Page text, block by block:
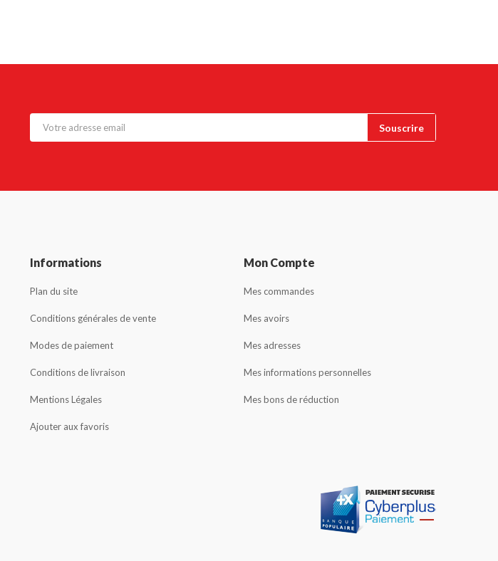
Informations
Plan du site
Conditions générales de vente
Modes de paiement
Conditions de livraison
Mentions Légales
Ajouter aux favoris
Mon Compte
Mes commandes
Mes avoirs
Mes adresses
Mes informations personnelles
Mes bons de réduction